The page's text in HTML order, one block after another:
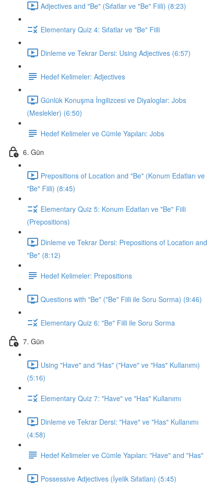
Adjectives and "Be" (Sıfatlar ve "Be" Fiili) (8:23)
Elementary Quiz 4: Sıfatlar ve "Be" Fiili
Dinleme ve Tekrar Dersi: Using Adjectives (6:57)
Hedef Kelimeler: Adjectives
Günlük Konuşma İngilizcesi ve Diyaloglar: Jobs
(Meslekler) (6:50)
Hedef Kelimeler ve Cümle Yapıları: Jobs
6. Gün
Prepositions of Location and "Be" (Konum Edatları ve
"Be" Fiili) (8:45)
Elementary Quiz 5: Konum Edatları ve "Be" Fiili
(Prepositions)
Dinleme ve Tekrar Dersi: Prepositions of Location and
"Be" (8:12)
Hedef Kelimeler: Prepositions
Questions with "Be" ("Be" Fiili ile Soru Sorma) (9:46)
Elementary Quiz 6: "Be" Fiili ile Soru Sorma
7. Gün
Using "Have" and "Has" ("Have" ve "Has" Kullanımı)
(5:16)
Elementary Quiz 7: "Have" ve "Has" Kullanımı
Dinleme ve Tekrar Dersi: "Have" ve "Has" Kullanımı
(4:58)
Hedef Kelimeler ve Cümle Yapıları: "Have" and "Has"
Possessive Adjectives (İyelik Sıfatları) (5:45)